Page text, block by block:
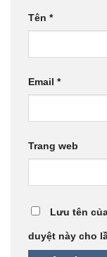
Tên *
Email *
Trang web
Lưu tên
duyệt này cho